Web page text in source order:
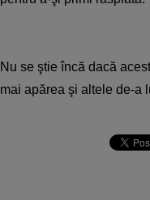
Nu se ştie încă dacă
mai apărea şi altele de-a